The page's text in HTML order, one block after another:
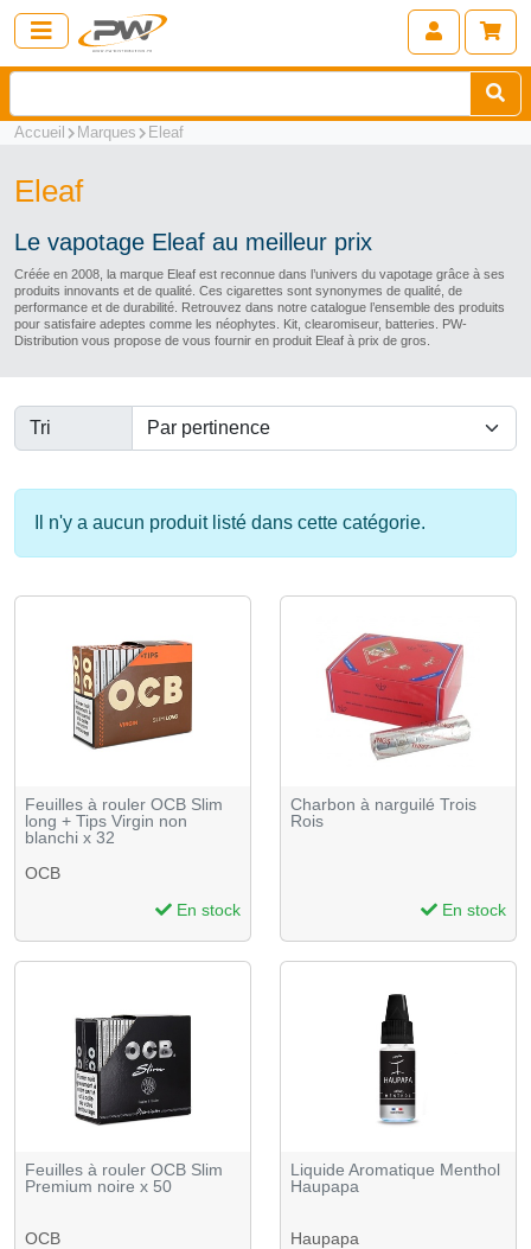
Accueil Marques Eleaf
Eleaf
Le vapotage Eleaf au meilleur prix
Créée en 2008, la marque Eleaf est reconnue dans l’univers du vapotage grâce à ses
produits innovants et de qualité. Ces cigarettes sont synonymes de qualité, de
performance et de durabilité. Retrouvez dans notre catalogue l’ensemble des produits
pour satisfaire adeptes comme les néophytes. Kit, clearomiseur, batteries. PW-
Distribution vous propose de vous fournir en produit Eleaf à prix de gros.
Tri
Il n'y a aucun produit listé dans cette catégorie.
Feuilles à rouler OCB Slim
long + Tips Virgin non
blanchi x 32
OCB
En stock
Charbon à narguilé Trois
Rois
En stock
Feuilles à rouler OCB Slim
Premium noire x 50
OCB
Liquide Aromatique Menthol
Haupapa
Haupapa